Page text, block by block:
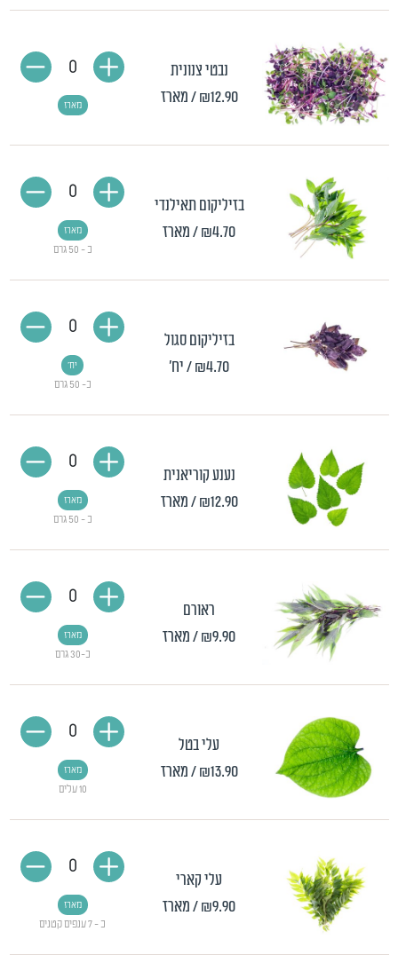
נבטי צנונית
₪12.90 / מארז מארז
0
בזיליקום תאילנדי
₪4.70/ מארז
כ - 50 גרם
מארז
0
בזיליקום סגול
₪4.70/ יח'
כ- 50 גרם
יח'
0
נענע קוריאנית
₪12.90 / מארז
כ - 50 גרם
מארז
0
ראורם
₪9.90/ מארז
כ-30 גרם
מארז
0
עלי בטל
₪13.90 / מארז
10 עלים
מארז
0
עלי קארי
₪9.90/ מארז
כ - 7 ענפים קטנים
מארז
0